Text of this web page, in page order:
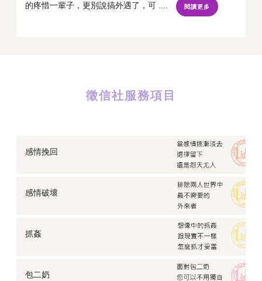
的疼惜一輩子，更別說搞外遇了，可 .... 閱讀更多
徵信社服務項目
感情挽回
感情破壞
抓姦
包二奶